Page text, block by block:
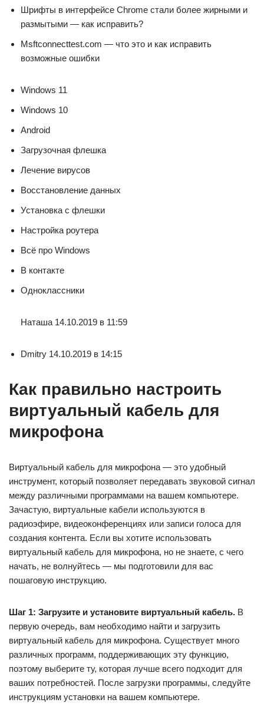
Шрифты в интерфейсе Chrome стали более жирными и
размытыми — как исправить?
Msftconnecttest.com — что это и как исправить
возможные ошибки
Windows 11
Windows 10
Android
Загрузочная флешка
Лечение вирусов
Восстановление данных
Установка с флешки
Настройка роутера
Всё про Windows
В контакте
Одноклассники
Наташа 14.10.2019 в 11:59
Dmitry 14.10.2019 в 14:15
Как правильно настроить
виртуальный кабель для
микрофона
Виртуальный кабель для микрофона — это удобный
инструмент, который позволяет передавать звуковой сигнал
между различными программами на вашем компьютере.
Зачастую, виртуальные кабели используются в
радиоэфире, видеоконференциях или записи голоса для
создания контента. Если вы хотите использовать
виртуальный кабель для микрофона, но не знаете, с чего
начать, не волнуйтесь — мы подготовили для вас
пошаговую инструкцию.
Шаг 1: Загрузите и установите виртуальный кабель. В
первую очередь, вам необходимо найти и загрузить
виртуальный кабель для микрофона. Существует много
различных программ, поддерживающих эту функцию,
поэтому выберите ту, которая лучше всего подходит для
ваших потребностей. После загрузки программы, следуйте
инструкциям установки на вашем компьютере.